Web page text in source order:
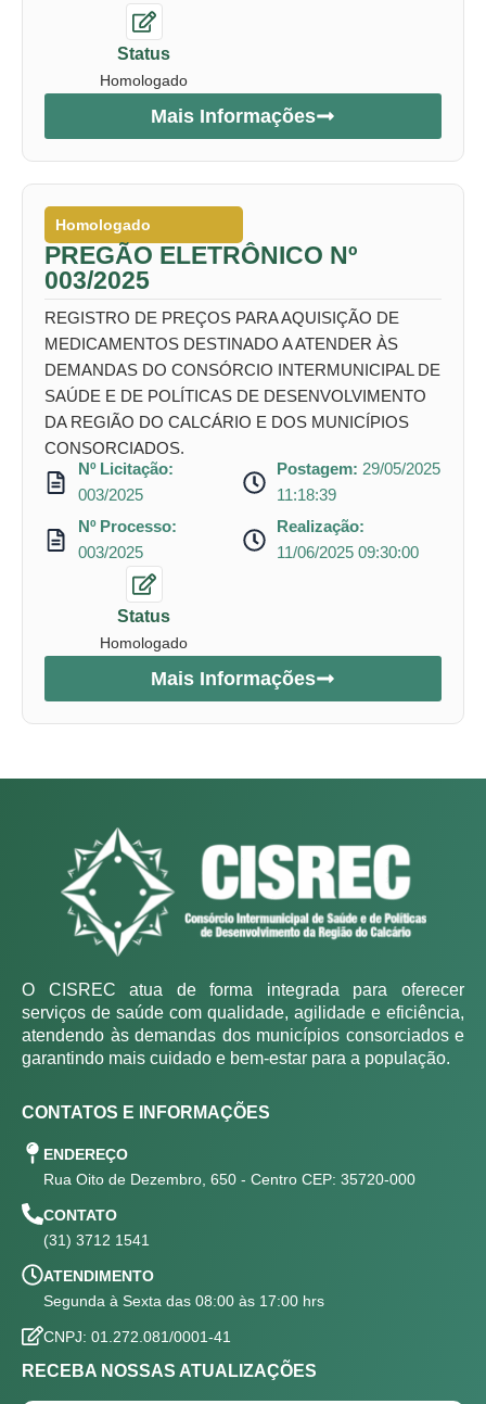
Status
Homologado
Mais Informações
Homologado
PREGÃO ELETRÔNICO Nº
003/2025
REGISTRO DE PREÇOS PARA AQUISIÇÃO DE
MEDICAMENTOS DESTINADO A ATENDER ÀS
DEMANDAS DO CONSÓRCIO INTERMUNICIPAL DE
SAÚDE E DE POLÍTICAS DE DESENVOLVIMENTO
DA REGIÃO DO CALCÁRIO E DOS MUNICÍPIOS
CONSORCIADOS.
Nº Licitação:
003/2025
Nº Processo:
003/2025
Postagem: 29/05/2025
11:18:39
Realização:
11/06/2025 09:30:00
Status
Homologado
Mais Informações
O CISREC atua de forma integrada para oferecer
serviços de saúde com qualidade, agilidade e eficiência,
atendendo às demandas dos municípios consorciados e
garantindo mais cuidado e bem-estar para a população.
CONTATOS E INFORMAÇÕES
ENDEREÇO
Rua Oito de Dezembro, 650 - Centro CEP: 35720-000
CONTATO
(31) 3712 1541
ATENDIMENTO
Segunda à Sexta das 08:00 às 17:00 hrs
CNPJ: 01.272.081/0001-41
RECEBA NOSSAS ATUALIZAÇÕES